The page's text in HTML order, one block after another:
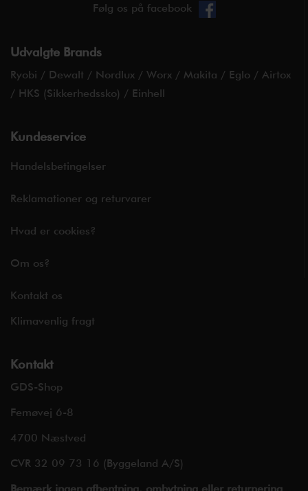
Følg os på facebook
Udvalgte Brands
Ryobi / Dewalt / Nordlux / Worx / Makita / Eglo / Airtox
/ HKS (Sikkerhedssko) / Einhell
Kundeservice
Handelsbetingelser
Reklamationer og returvarer
Hvad er cookies?
Om os?
Kontakt os
Klimavenlig fragt
Kontakt
GDS-Shop
Femøvej 6-8
4700 Næstved
CVR 32 09 73 16 (Byggeland A/S)